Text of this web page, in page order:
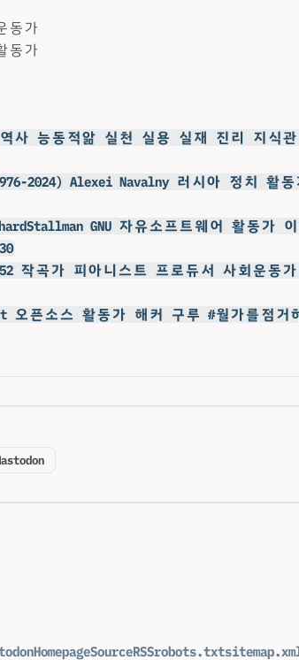
동가
동가
사 능동적앎 실천 실용 실재 진리 지식관
2024) Alexei Navalny 러시아 정치 활동
GNU 자유소프트웨어 활동가
작곡가 피아니스트 프로듀서 사회운동
오픈소스 활동가 해커 구루 #월가를점거
HomepageSourceRSSrobots.txt